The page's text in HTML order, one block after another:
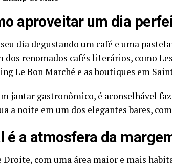
aproveitar um dia
dia degustando um café e uma
dos renomados cafés literários, como
Le Bon Marché e as boutiques em
jantar gastronômico, é aconselhável
a noite em um dos elegantes bares,
é a atmosfera da
Droite, com uma área maior e mais